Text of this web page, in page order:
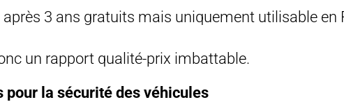
3 ans gratuits mais uniquement utilisable en
un rapport qualité-prix imbattable.
la sécurité des véhicules